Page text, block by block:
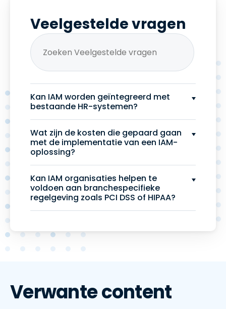
Veelgestelde vragen
Kan IAM worden geïntegreerd met
bestaande HR-systemen?
Wat zijn de kosten die gepaard gaan
met de implementatie van een IAM-
oplossing?
Kan IAM organisaties helpen te
voldoen aan branchespecifieke
regelgeving zoals PCI DSS of HIPAA?
Verwante content